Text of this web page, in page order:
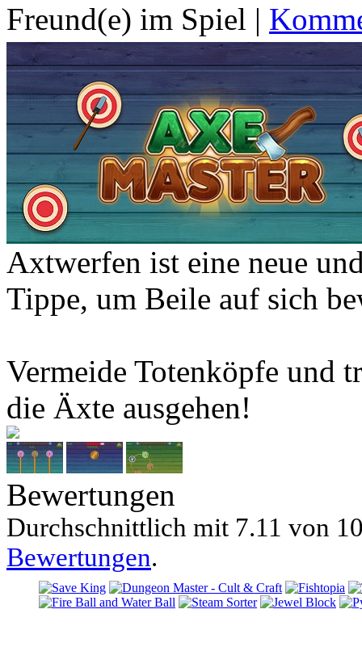
Freund(e) im Spiel |
Axtwerfen ist eine neue
Tippe, um Beile auf sich
Vermeide Totenköpfe und
die Äxte ausgehen!
Bewertungen
Durchschnittlich mit 7.11 von
Bewertungen.